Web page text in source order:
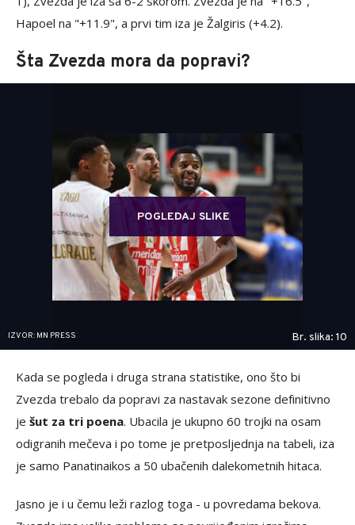
Hapoel na "+11.9", a prvi tim iza je Žalgiris (+4.2).
Šta Zvezda mora da popravi?
POGLEDAJ SLIKE
IZVOR: MN PRESS Br. slika: 10
Kada se pogleda i druga strana statistike, ono što bi
Zvezda trebalo da popravi za nastavak sezone definitivno
je šut za tri poena. Ubacila je ukupno 60 trojki na osam
odigranih mečeva i po tome je pretposljednja na tabeli, iza
je samo Panatinaikos a 50 ubačenih dalekometnih hitaca.
Jasno je i u čemu leži razlog toga - u povredama bekova.